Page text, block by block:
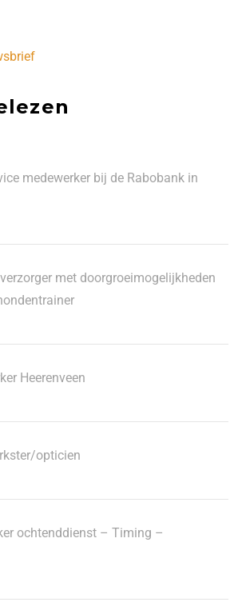
medewerker bij de Rabobank in
met doorgroeimogelijkheden
Heerenveen
opticien
ochtenddienst – Timing –